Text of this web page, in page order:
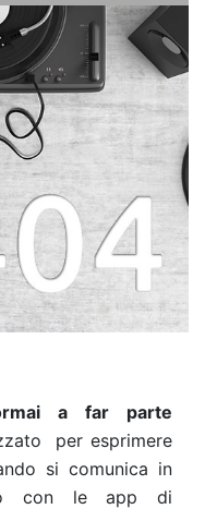
a far parte
per esprimere
si comunica in
con le app di